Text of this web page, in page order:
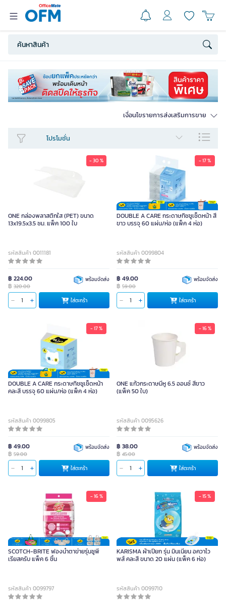
เงื่อนไขรายการส่งเสริมการขาย
โปรโมชั่น
- 30 %
ONE กล่องพลาสติกใส (PET) ขนาด
13x19.5x3.5 ซม. แพ็ค 100 ใบ
รหัสสินค้า 0011181
฿ 224.00
฿ 320.00
พร้อมจัดส่ง
ใส่ตะกร้า
- 17 %
DOUBLE A CARE กระดาษทิชชูเช็ดหน้า สี
ขาว บรรจุ 60 แผ่น/ห่อ (แพ็ค 4 ห่อ)
รหัสสินค้า 0099804
฿ 49.00
฿ 59.00
พร้อมจัดส่ง
ใส่ตะกร้า
- 17 %
DOUBLE A CARE กระดาษทิชชูเช็ดหน้า
คละสี บรรจุ 60 แผ่น/ห่อ (แพ็ค 4 ห่อ)
รหัสสินค้า 0099805
฿ 49.00
฿ 59.00
พร้อมจัดส่ง
ใส่ตะกร้า
- 16 %
ONE แก้วกระดาษมีหู 6.5 ออนซ์ สีขาว
(แพ็ค 50 ใบ)
รหัสสินค้า 0095626
฿ 38.00
฿ 45.00
พร้อมจัดส่ง
ใส่ตะกร้า
- 16 %
SCOTCH-BRITE ฟองน้ำตาข่ายรุ่นซูพี
เรียสครับ แพ็ค 6 ชิ้น
รหัสสินค้า 0099797
- 15 %
KARISMA ผ้าเปียก รุ่น มินเนี่ยน อควาไว
พส์ คละสี ขนาด 20 แผ่น (แพ็ค 6 ห่อ)
รหัสสินค้า 0099710